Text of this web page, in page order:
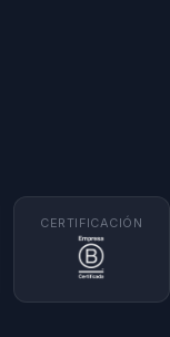
CERTIFICACIÓN